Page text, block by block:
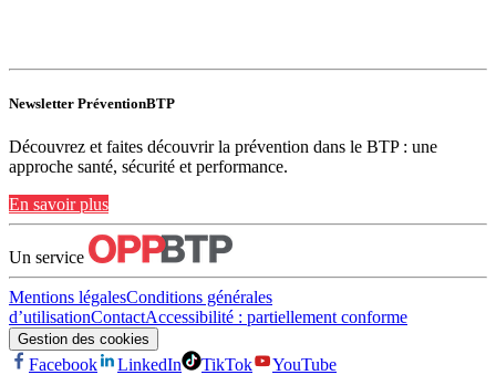
Newsletter PréventionBTP
Découvrez et faites découvrir la prévention dans le BTP : une
approche santé, sécurité et performance.
En savoir plus
Un service
Mentions légalesConditions générales
d’utilisationContactAccessibilité : partiellement conforme
Gestion des cookies
Facebook LinkedIn TikTok YouTube